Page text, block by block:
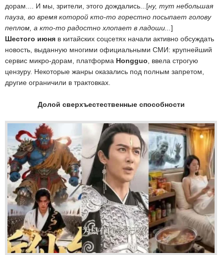
дорам.... И мы, зрители, этого дождались...[ну, тут небольшая
пауза, во время которой кто-то горестно посыпает голову
пеплом, а кто-то радостно хлопает в ладоши...]
Шестого июня в китайских соцсетях начали активно обсуждать
новость, выданную многими официальными СМИ: крупнейший
сервис микро-дорам, платформа Hongguo, ввела строгую
цензуру. Некоторые жанры оказались под полным запретом,
другие ограничили в трактовках.
Долой сверхъестественные способности